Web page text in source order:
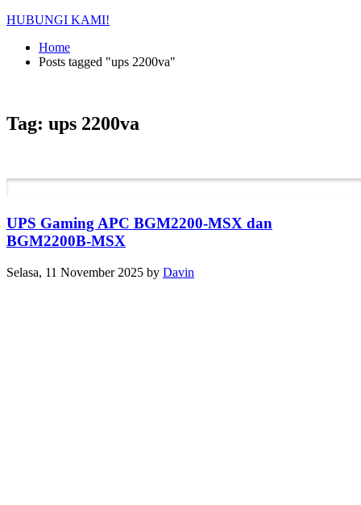
HUBUNGI KAMI!
Home
Posts tagged "ups 2200va"
Tag: ups 2200va
UPS Gaming APC BGM2200-MSX dan
BGM2200B-MSX
Selasa, 11 November 2025 by Davin